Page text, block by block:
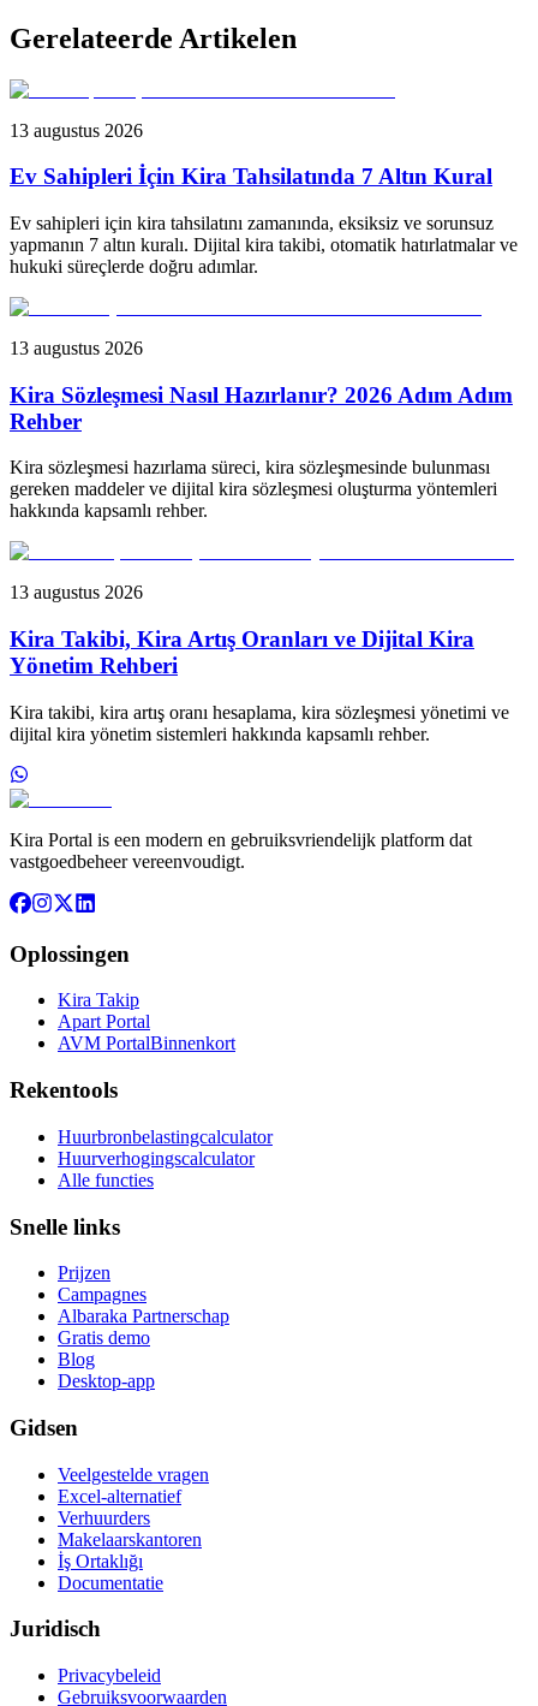
Gerelateerde Artikelen
13 augustus 2026
Ev Sahipleri İçin Kira Tahsilatında 7 Altın Kural
Ev sahipleri için kira tahsilatını zamanında, eksiksiz ve sorunsuz
yapmanın 7 altın kuralı. Dijital kira takibi, otomatik hatırlatmalar ve
hukuki süreçlerde doğru adımlar.
13 augustus 2026
Kira Sözleşmesi Nasıl Hazırlanır? 2026 Adım Adım
Rehber
Kira sözleşmesi hazırlama süreci, kira sözleşmesinde bulunması
gereken maddeler ve dijital kira sözleşmesi oluşturma yöntemleri
hakkında kapsamlı rehber.
13 augustus 2026
Kira Takibi, Kira Artış Oranları ve Dijital Kira
Yönetim Rehberi
Kira takibi, kira artış oranı hesaplama, kira sözleşmesi yönetimi ve
dijital kira yönetim sistemleri hakkında kapsamlı rehber.
Kira Portal is een modern en gebruiksvriendelijk platform dat
vastgoedbeheer vereenvoudigt.
Oplossingen
Kira Takip
Apart Portal
AVM PortalBinnenkort
Rekentools
Huurbronbelastingcalculator
Huurverhogingscalculator
Alle functies
Snelle links
Prijzen
Campagnes
Albaraka Partnerschap
Gratis demo
Blog
Desktop-app
Gidsen
Veelgestelde vragen
Excel-alternatief
Verhuurders
Makelaarskantoren
İş Ortaklığı
Documentatie
Juridisch
Privacybeleid
Gebruiksvoorwaarden